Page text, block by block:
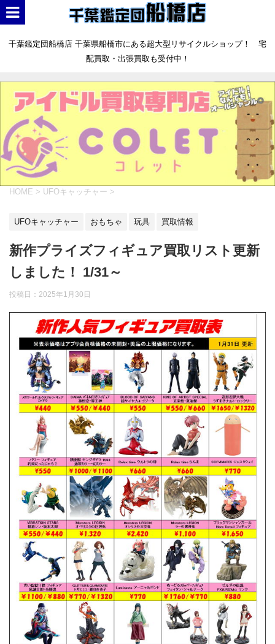
千葉鑑定団船橋店 千葉県船橋市にある超大型リサイクルショップ！ 宅
配買取・出張買取も受付中！
HOME > UFOキャッチャー >
UFOキャッチャー おもちゃ 玩具 買取情報
新作プライズフィギュア買取リスト更新
しました！ 1/31～
投稿日： 2025年1月30日